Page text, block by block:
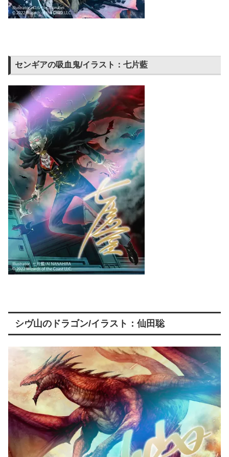
センギアの吸血鬼/イラスト：七片藍
シヴ山のドラゴン/イラスト：仙田聡